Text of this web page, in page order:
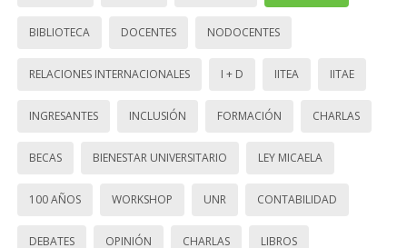
BIBLIOTECA DOCENTES NODOCENTES
RELACIONES INTERNACIONALES I + D IITEA IITAE
INGRESANTES INCLUSIÓN FORMACIÓN CHARLAS
BECAS BIENESTAR UNIVERSITARIO LEY MICAELA
100 AÑOS WORKSHOP UNR CONTABILIDAD
DEBATES OPINIÓN CHARLAS LIBROS